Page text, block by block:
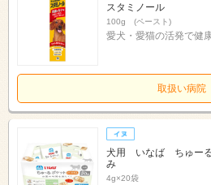
スタミノール
100g (ペースト)
愛犬・愛猫の活発で健
取扱い病院
犬用 いなば ちゅー
み
4g×20袋